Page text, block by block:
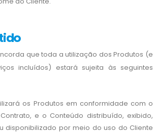
que toda a utilização dos Produtos (e
incluídos) estará sujeita às seguintes
os Produtos em conformidade com o
e o Conteúdo distribuído, exibido,
disponibilizado por meio do uso do Cliente